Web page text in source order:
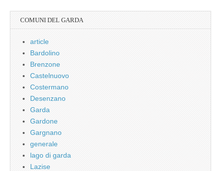
COMUNI DEL GARDA
article
Bardolino
Brenzone
Castelnuovo
Costermano
Desenzano
Garda
Gardone
Gargnano
generale
lago di garda
Lazise